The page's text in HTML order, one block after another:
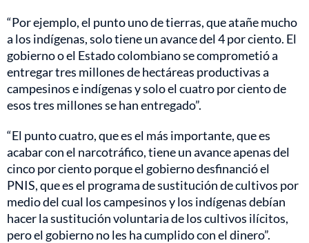
“Por ejemplo, el punto uno de tierras, que atañe mucho
a los indígenas, solo tiene un avance del 4 por ciento. El
gobierno o el Estado colombiano se comprometió a
entregar tres millones de hectáreas productivas a
campesinos e indígenas y solo el cuatro por ciento de
esos tres millones se han entregado”.
“El punto cuatro, que es el más importante, que es
acabar con el narcotráfico, tiene un avance apenas del
cinco por ciento porque el gobierno desfinanció el
PNIS, que es el programa de sustitución de cultivos por
medio del cual los campesinos y los indígenas debían
hacer la sustitución voluntaria de los cultivos ilícitos,
pero el gobierno no les ha cumplido con el dinero”.